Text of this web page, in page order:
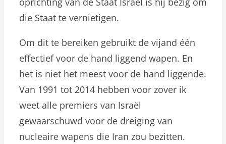
die Staat te vernietigen.
Om dit te bereiken gebruikt de vijand één
effectief voor de hand liggend wapen. En
het is niet het meest voor de hand liggende.
Van 1991 tot 2014 hebben voor zover ik
weet alle premiers van Israël
gewaarschuwd voor de dreiging van
nucleaire wapens die Iran zou bezitten.